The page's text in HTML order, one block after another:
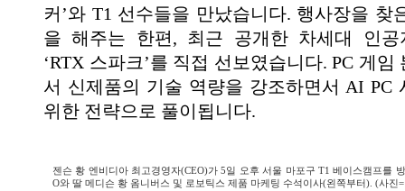
커’와 T1 선수들을 만났습니다. 행사장을 찾
을 해주는 한편, 최근 공개한 차세대 인공
‘RTX 스파크’를 직접 선보였습니다. PC 게
서 신제품의 기술 역량을 강조하면서 AI PC
위한 전략으로 풀이됩니다.
젠슨 황 엔비디아 최고경영자(CEO)가 5일 오후 서울 마포구 T1 베이스캠프를
O와 딸 메디슨 황 옴니버스 및 로보틱스 제품 마케팅 수석이사(왼쪽부터). (사진